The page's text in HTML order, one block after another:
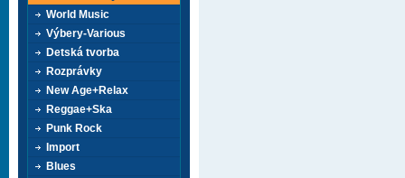
World Music
Výbery-Various
Detská tvorba
Rozprávky
New Age+Relax
Reggae+Ska
Punk Rock
Import
Blues